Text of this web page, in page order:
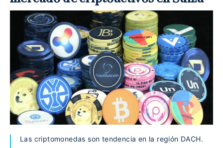
Las criptomonedas son tendencia en la región DACH.